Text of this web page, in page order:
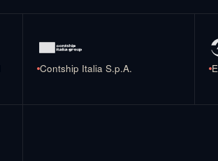
Contship Italia S.p.A.